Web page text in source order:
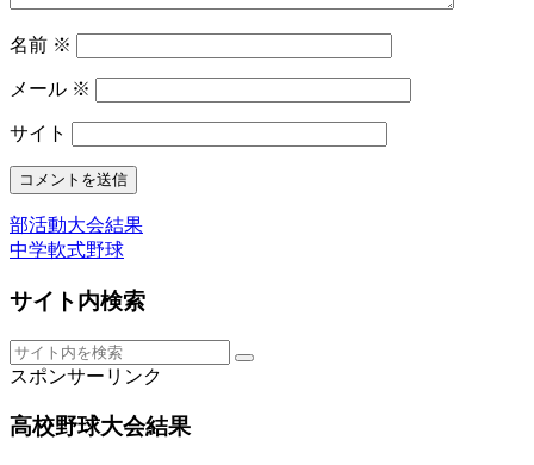
名前 ※
メール ※
サイト
部活動大会結果
中学軟式野球
サイト内検索
スポンサーリンク
高校野球大会結果